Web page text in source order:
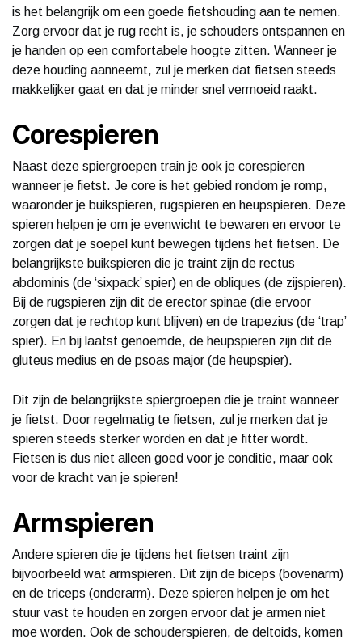
is het belangrijk om een goede fietshouding aan te nemen.
Zorg ervoor dat je rug recht is, je schouders ontspannen en
je handen op een comfortabele hoogte zitten. Wanneer je
deze houding aanneemt, zul je merken dat fietsen steeds
makkelijker gaat en dat je minder snel vermoeid raakt.
Corespieren
Naast deze spiergroepen train je ook je corespieren
wanneer je fietst. Je core is het gebied rondom je romp,
waaronder je buikspieren, rugspieren en heupspieren. Deze
spieren helpen je om je evenwicht te bewaren en ervoor te
zorgen dat je soepel kunt bewegen tijdens het fietsen. De
belangrijkste buikspieren die je traint zijn de rectus
abdominis (de ‘sixpack’ spier) en de obliques (de zijspieren).
Bij de rugspieren zijn dit de erector spinae (die ervoor
zorgen dat je rechtop kunt blijven) en de trapezius (de ‘trap’
spier). En bij laatst genoemde, de heupspieren zijn dit de
gluteus medius en de psoas major (de heupspier).
Dit zijn de belangrijkste spiergroepen die je traint wanneer
je fietst. Door regelmatig te fietsen, zul je merken dat je
spieren steeds sterker worden en dat je fitter wordt.
Fietsen is dus niet alleen goed voor je conditie, maar ook
voor de kracht van je spieren!
Armspieren
Andere spieren die je tijdens het fietsen traint zijn
bijvoorbeeld wat armspieren. Dit zijn de biceps (bovenarm)
en de triceps (onderarm). Deze spieren helpen je om het
stuur vast te houden en zorgen ervoor dat je armen niet
moe worden. Ook de schouderspieren, de deltoids, komen